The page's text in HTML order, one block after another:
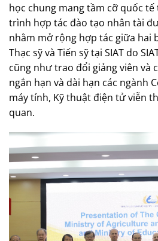
học chung mang tầm cỡ quốc
trình hợp tác đào tạo nhân tài
nhằm mở rộng hợp tác giữa hai
Thạc sỹ và Tiến sỹ tại SIAT do
cũng như trao đổi giảng viên và
ngắn hạn và dài hạn các ngành
máy tính, Kỹ thuật điện tử viễn
quan.